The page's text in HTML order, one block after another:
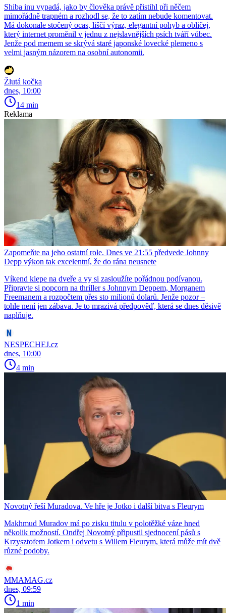
Shiba inu vypadá, jako by člověka právě přistihl při něčem
mimořádně trapném a rozhodl se, že to zatím nebude komentovat.
Má dokonale stočený ocas, liščí výraz, elegantní pohyb a obličej,
který internet proměnil v jednu z nejslavnějších psích tváří vůbec.
Jenže pod memem se skrývá staré japonské lovecké plemeno s
velmi jasným názorem na osobní autonomii.
Žlutá kočka
dnes, 10:00
14 min
Reklama
Zapomeňte na jeho ostatní role. Dnes ve 21:55 předvede Johnny
Depp výkon tak excelentní, že do rána neusnete
Víkend klepe na dveře a vy si zasloužíte pořádnou podívanou.
Připravte si popcorn na thriller s Johnnym Deppem, Morganem
Freemanem a rozpočtem přes sto milionů dolarů. Jenže pozor –
tohle není jen zábava. Je to mrazivá předpověď, která se dnes děsivě
naplňuje.
NESPECHEJ.cz
dnes, 10:00
4 min
Novotný řeší Muradova. Ve hře je Jotko i další bitva s Fleurym
Makhmud Muradov má po zisku titulu v polotěžké váze hned
několik možností. Ondřej Novotný připustil sjednocení pásů s
Krzysztofem Jotkem i odvetu s Willem Fleurym, která může mít dvě
různé podoby.
MMAMAG.cz
dnes, 09:59
1 min